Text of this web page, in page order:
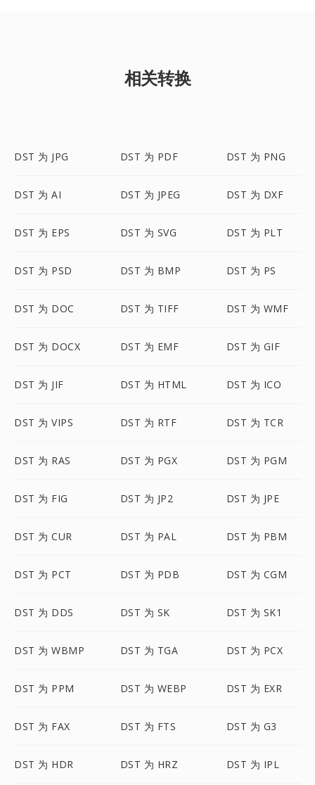
相关转换
DST 为 JPG DST 为 PDF DST 为 PNG
DST 为 AI DST 为 JPEG DST 为 DXF
DST 为 EPS DST 为 SVG DST 为 PLT
DST 为 PSD DST 为 BMP DST 为 PS
DST 为 DOC DST 为 TIFF DST 为 WMF
DST 为 DOCX DST 为 EMF DST 为 GIF
DST 为 JIF DST 为 HTML DST 为 ICO
DST 为 VIPS DST 为 RTF DST 为 TCR
DST 为 RAS DST 为 PGX DST 为 PGM
DST 为 FIG DST 为 JP2 DST 为 JPE
DST 为 CUR DST 为 PAL DST 为 PBM
DST 为 PCT DST 为 PDB DST 为 CGM
DST 为 DDS DST 为 SK DST 为 SK1
DST 为 WBMP DST 为 TGA DST 为 PCX
DST 为 PPM DST 为 WEBP DST 为 EXR
DST 为 FAX DST 为 FTS DST 为 G3
DST 为 HDR DST 为 HRZ DST 为 IPL